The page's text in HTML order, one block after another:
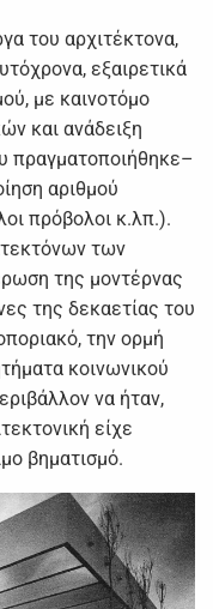
του αρχιτέκτονα,
εξαιρετικά
με καινοτόμο
και ανάδειξη
πραγματοποιήθηκε–
αριθμού
πρόβολοι κ.λπ.).
των
της μοντέρνας
της δεκαετίας του
την ορμή
κοινωνικού
να ήταν,
είχε
βηματισμό.